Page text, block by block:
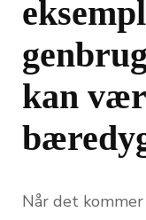
kan
Når det